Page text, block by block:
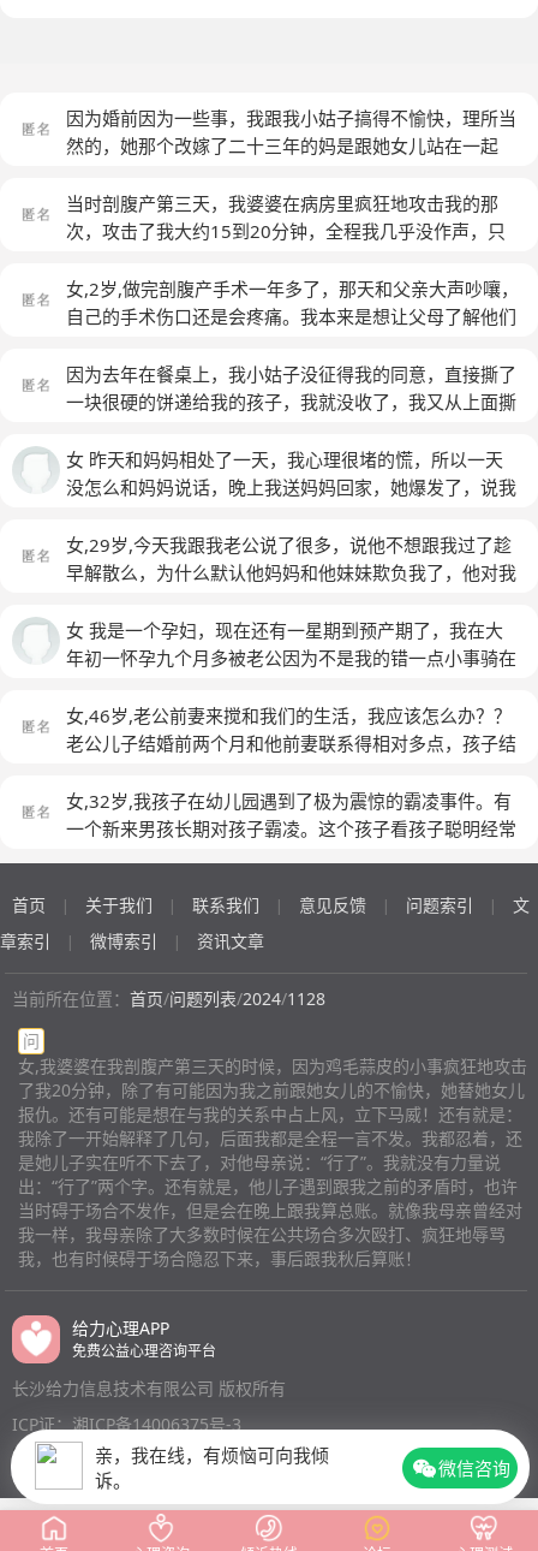
亲，我在线，有烦恼可向我倾
诉。
微信咨询
因为婚前因为一些事，我跟我小姑子搞得不愉快，理所当
然的，她那个改嫁了二十三年的妈是跟她女儿站在一起
我婆婆几次报复我。第一次是在我剖腹产第三天下午，在
病房里里，因为另外的鸡毛蒜皮的小事疯狂攻击我，又一
着我妈的面，疯狂地攻击我，我没做声，忍着，但是我脸
色有点啊好看，我婆婆说：“我说这些，你也不要觉得不
狂地反驳了。还有几次，是我婆婆当着她的亲戚的面，疯
狂地诋毁我，导致现在所有的亲戚都对我没有好印象。还
我打了无数次架，全都是鸡毛蒜皮的小事。后来通过他有
时候攻击我的语言，我逐渐回过味来，除了跟我性格不合
己的动机）。我愚蠢的是：其实本来自己也没有什么高的
赚钱能力，而且“女人结婚后本来就是要矮一头的”，因为
传统的婚嫁都是女人嫁到男人那个家嘛。虽然现在男女平
等了，表面上男女都是独立个体，无所谓谁依附谁，但是
封建残留的意识还是认为女人是弱势的那方。然后呢，我
愚蠢的点在于：婚前就跟人家的妹妹和母亲搞得不愉快，
切是我报应。可是我委屈的是：这报应也太翻倍了吧！就
算要报复我，我至于多次被打，而且导致自己养的动物受
太厉害了吧（我又没打他妹妹和母亲）。直到现在，我婆
婆依然对我心怀怨恨(匿名)
当时剖腹产第三天，我婆婆在病房里疯狂地攻击我的那
次，攻击了我大约15到20分钟，全程我几乎没作声，只
跟我的不愉快，病房里的事只是琐事。婚前的那件事才是
真的动了她的核心利益，她恨的是那个。只是借助在病房
的不满！婚前因为房子的事，虽然我取得了表面上的胜
利，但却给自己婚后的生活，带来了无尽的麻烦。我婆婆
我，说我是恶人。我丈夫也因此对我怀恨在心，伺机报
复。只要我在这个房子里多住一天，他们那种怨恨就永远
但是说不定要为此付出巨大的代价。(匿名)
女,2岁,做完剖腹产手术一年多了，那天和父亲大声吵嚷，
自己的手术伤口还是会疼痛。我本来是想让父母了解他们
选择凶残地还击我，句句都是对我的指责和攻击，句句都
是他自己占理。还说住的房子里，是用他赚来的钱买的，
和这个家。我说：“你是没尽到对妻子、女儿的责任换来
的这些钱”……他又狠狠地攻击我，又说我曾在20年前的时
力，扬着胳膊大声地攻击我，还说父母和孩子断绝关系的
都很多……吵嚷了很多句，但是我明显占下风……最后我拿
过后想起他说的那些伤人至深的话，我感觉到心脏的位置
疼痛。我父亲往往会说：“人在生气的时候说的话是不能
为，反而要求别人不要记恨他。如果别人记恨他，那就是
别人小心眼、不孝顺。那天他攻击了我很多、很多句。他
发起脾气、骂起人来是很伤人的，因为他曾经得过很严重
的精神分裂症，还拿刀砍伤了我家亲戚。所以他的潜在危
险性很高，而我竟然把他当成一个正常人来看待。一开始
我在说我妈对我的亏欠、我妈怎样欺辱我的，没想到不知
怎的，我父亲又卷了进来。他的攻击别人的能量是很强烈
的，因为他可以归属于高智商人群，高智商人群作起恶
嚷，他几十、上百倍地还击我，他狠狠地攻击我
因为去年在餐桌上，我小姑子没征得我的同意，直接撕了
一块很硬的饼递给我的孩子，我就没收了，我又从上面撕
子感到尴尬，没面子。我丈夫当时怀恨在心，但是当时没
有爆发。到家以后，我丈夫疯狂地跟我打架到半夜，疯狂
很坚决，那次我丈夫破天荒地允许我跟孩子不去我婆婆那
里吃饭——（我丈夫改嫁了二十五年的妈）。但是当天晚
态度变得无比得坚决，要求必须带着孩子去他那个改嫁了
二十五年的妈那里去吃饭。我丈夫很向着他那个改嫁了25
然还是那么向着他妈，而且还特别向着他妹妹。我丈夫对
待孩子比对待我要好1000倍。我丈夫对我很不好。。婚
我，。婚后，他终于暴露出了他的真面目，疯狂地欺辱
我。。我们两个人在婚姻里的地位不平等，他动不动就说
这是他的地盘，他说金钱的大头是他赚的，他拥有绝对的
夫言而无信，出尔反尔，先斩后奏，强制执行，用暴力来
压制别人
(匿名)
女 昨天和妈妈相处了一天，我心理很堵的慌，所以一天
没怎么和妈妈说话，晚上我送妈妈回家，她爆发了，说我
候，当着我婆婆，老公的面说养儿女没用，活着没意思，
然后要我送她回家，然后就责备我怎么怎么不孝，她待我
会理解，不会关心你。但是我还是说了，说了我前二十年
遭受的事。她就缓和些了，睡了一觉起来，她又说我伤了
上烫了一个大巴，有母亲是四年之后才看见的吗？只只知
道一直说对我怎么怎么好，对就知道给钱，她怎么怎么没
呢！只知道说是我老公使的坏，总是逼我
女,29岁,今天我跟我老公说了很多，说他不想跟我过了趁
早解散么，为什么默认他妈妈和他妹妹欺负我了，他对我
别人欺负我。这样做对他有啥好处了。我说一个剖腹产产
妇月子还没出为你家生下一个男婴，你父母扑进来欺负我
老婆寒心吗，远嫁到外地没爹没妈老公也这样对自己，除
了一个孩子将来孩子也离婚被抢走还有什么活路了。从结
啥要拖着。他今天一句话不说。唉！估计全明白了！
(匿
名)
女 我是一个孕妇，现在还有一星期到预产期了，我在大
年初一怀孕九个月多被老公因为不是我的错一点小事骑在
错，我们在一起五年家暴总共三次。 我妈妈一直教他和
我装病装可怜说我心软一定会原谅他，他求了我几天，哭
我。我和他结婚就什么都没有我只问了他一句话你以后会
打我吗？他说不会。我对我妈妈也很伤心，我被打，妈妈
意。但是我还是给了他一次机会。他说他用戒烟来表示决
心。一根也不抽。我说行，（给他一个机会，也给没生孩
平静过我还是时常想起他骑在我肚子上打我的场景。没有
打惯了的。忍惯了。所以我挨打她根本无动于衷，只怕我
不原谅他，毁了生活。还教他装病说我心软一定会原谅
当时我就想着离开这里，清净。 我带着妈妈结婚，妈妈
没有房子没有存款跟着我最起码有温暖的房子住，她每次
都特别伤我心，一生气就会说跟着你操不完的心，嫌弃
我。我有什么委屈都不能和她说。在母亲那里，我永远得
不到安慰和拥抱。 再说我老公，说戒烟我就信了，我以
为打我和戒烟，他会戒烟表示决心。我以为他真的做到。
事后我闻到烟味，他都说是朋友抽的味儿。。。就在今
天，我又闻到了，我就去掏了他的兜子，一盒烟里面只剩
下一根了。他承认了，我特别伤心。如果换作平时让他戒
烟他没有，我根本不会伤心。我对他的最后一丝信任已经
没有了，我关着门，不让他进，我说你们去旧家住吧，让
我安静安静，这时候我还有七天到预产期。然后我微信和
我妈讲了，因为她一会儿回来还是会知道不如提前说清
楚。结果她还是不理解。回来了看我锁门没开，他就假装
要跳楼看我。我妈就说你看他要跳过去，我把门打开，他
就刚在门口，我就打了他胸口几拳。然后我妈就坐了地上
女,46岁,老公前妻来搅和我们的生活，我应该怎么办？？
老公儿子结婚前两个月和他前妻联系得相对多点，孩子结
了！！但她前妻变着法的发抖音！！比如说，感谢你这么
多年的关心，谢谢你今天中午的火烧！其实中午我和老公
了！我知道，她想破坏我们！！老公也很生气，我生气了
就朝着老公发脾气，他也很无奈，说要不就打电话骂
女,32岁,我孩子在幼儿园遇到了极为震惊的霸凌事件。有
一个新来男孩长期对孩子霸凌。这个孩子看孩子聪明经常
训孩子。这个孩子自己弄坏自己拼图,让孩子去帮他收拾,
不收拾威胁孩子,孩子帮他收拾他偷悄悄告诉老师说孩子
弄坏了帮他拼好,威胁孩子告诉老师实话就打孩子,经常打
孩子。这个孩子也用同样套路对待其他孩子,孩子不想受
子。这个孩子说他妈妈教他打孩子,说来我家打我和我老
公,食物什么(类似偷食物)我这样理解的。并且威胁孩子一
百天不让孩子回家。(孩子与家庭关系链接)长期受这样威
胁,我这两天打热线,遇到一个经验丰富教育部老师,帮我跟
孩子聊天,挖出来这些震惊信息。孩子找其他孩子合起来
对付这个叫马恒的孩子,这是孩子就一个个孩子打回去。
威胁他们,没人敢帮孩子。孩子半年发现不对,一直辗转幼
儿园门口徘徊,那天回头突然告诉我,妈妈,我想你。我才感
觉到这是孩子幼儿园最后一颗稻草没了,在向我求救。我
这两天一直打热线电话求助,不见效,昨天那个老师给了我
两个小时时间,帮助孩子表达出来,才意识到事情严重震惊
我三观。心里老师叫我不要和对方家长交谈,因为不确定
方父母。然后我把事情给孩子年轻女老师讲了。女老师非
常震惊。我要求看监控,女老师说监控很难,得申请。她们
三个老师商量一下。教育部热线说开这个热线初衷就是挖
掘更多有价值信息,为孩子心里健康保驾护航。我有十一
首页 | 关于我们 | 联系我们 | 意见反馈 | 问题索引 |
文
章索引
| 微博索引 | 资讯文章
当前所在位置： 首页/问题列表/2024/1128
问
女,我婆婆在我剖腹产第三天的时候，因为鸡毛蒜皮的小事疯狂地攻击
了我20分钟，除了有可能因为我之前跟她女儿的不愉快，她替她女儿
报仇。还有可能是想在与我的关系中占上风，立下马威！还有就是：
我除了一开始解释了几句，后面我都是全程一言不发。我都忍着，还
是她儿子实在听不下去了，对他母亲说：“行了”。我就没有力量说
出：“行了”两个字。还有就是，他儿子遇到跟我之前的矛盾时，也许
当时碍于场合不发作，但是会在晚上跟我算总账。就像我母亲曾经对
我一样，我母亲除了大多数时候在公共场合多次殴打、疯狂地辱骂
我，也有时候碍于场合隐忍下来，事后跟我秋后算账！
给力心理APP
免费公益心理咨询平台
长沙给力信息技术有限公司 版权所有
ICP证：湘ICP备14006375号-3